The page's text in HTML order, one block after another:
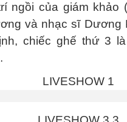
ngồi của giám khảo
và nhạc sĩ Dương
chiếc ghế thứ 3